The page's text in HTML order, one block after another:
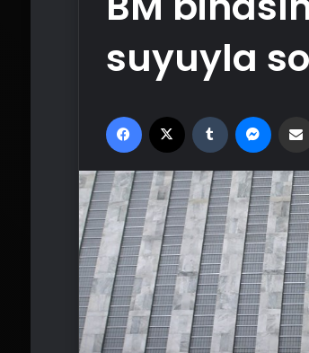
suyuyla
Facebook Tumblr